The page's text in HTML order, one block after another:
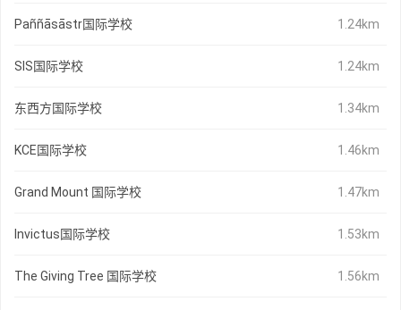
Paññāsāstr国际学校 1.24km
SIS国际学校 1.24km
东西方国际学校 1.34km
KCE国际学校 1.46km
Grand Mount 国际学校 1.47km
Invictus国际学校 1.53km
The Giving Tree 国际学校 1.56km